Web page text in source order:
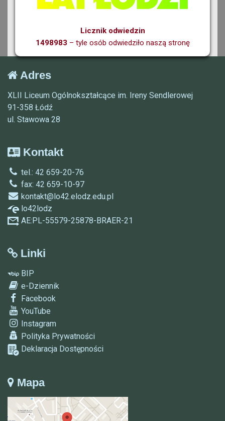
Licznik odwiedzin
1498983 – tyle osób odwiedziło naszą stronę
Adres
XLII Liceum Ogólnokształcące im. Ireny Sendlerowej
91-358 Łódź
ul. Stawowa 28
Kontakt
tel.: 42 659-20-76
fax: 42 659-10-97
kontakt@lo42.elodz.edu.pl
lo42lodz
AE:PL-55579-25878-BRAER-21
Linki
BIP
e-Dziennik
Facebook
YouTube
Instagram
Polityka Prywatności
Deklaracja Dostępności
Mapa